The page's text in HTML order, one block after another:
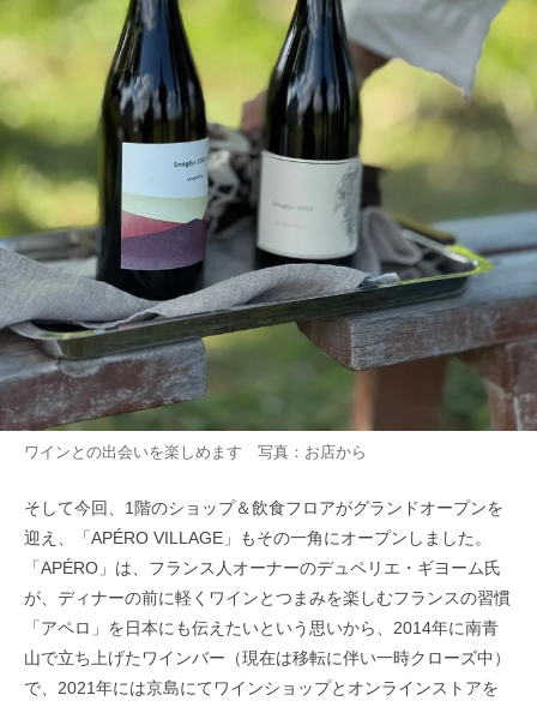
ワインとの出会いを楽しめます 写真：お店から
そして今回、1階のショップ＆飲食フロアがグランドオープンを
迎え、「APÉRO VILLAGE」もその一角にオープンしました。
「APÉRO」は、フランス人オーナーのデュペリエ・ギヨーム氏
が、ディナーの前に軽くワインとつまみを楽しむフランスの習慣
「アペロ」を日本にも伝えたいという思いから、2014年に南青
山で立ち上げたワインバー（現在は移転に伴い一時クローズ中）
で、2021年には京島にてワインショップとオンラインストアを